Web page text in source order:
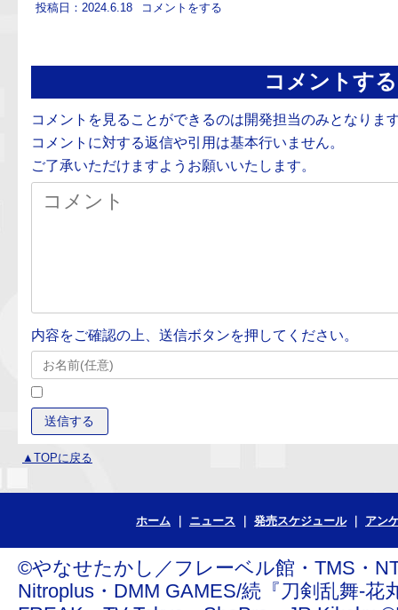
投稿日：2024.6.18 コメントをする
コメントする
コメントを見ることができるのは開発担当のみとなりま
コメントに対する返信や引用は基本行いません。
ご了承いただけますようお願いいたします。
内容をご確認の上、送信ボタンを押してください。
▲TOPに戻る
ホーム ニュース 発売スケジュール アン
©やなせたかし／フレーベル館・TMS・
Nitroplus・DMM GAMES/続『刀剣乱舞-